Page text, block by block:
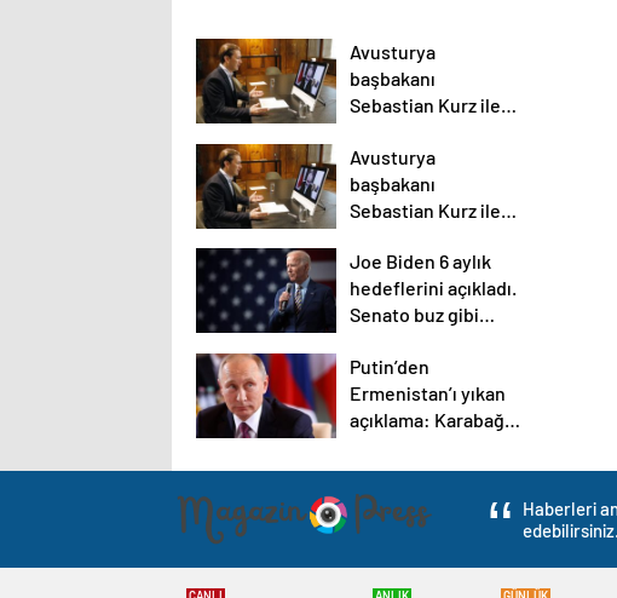
Avusturya
başbakanı
Sebastian Kurz ile
Avusturya
başbakanı
Sebastian Kurz ile
Joe Biden 6 aylık
hedeflerini açıkladı.
Senato buz gibi…
Putin’den
Ermenistan’ı yıkan
açıklama: Karabağ
ayrılmaz bir
parçasıdır!
Haberleri
edebilirsiniz.